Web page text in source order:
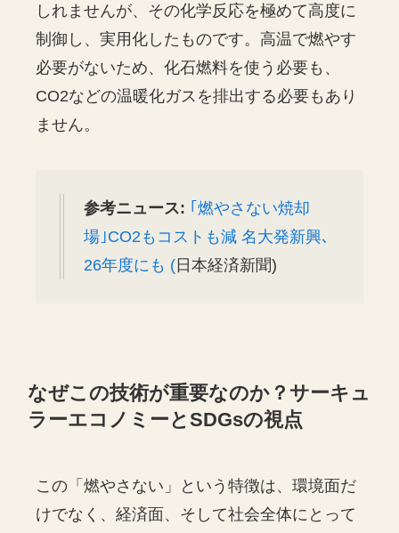
しれませんが、その化学反応を極めて高度に
制御し、実用化したものです。高温で燃やす
必要がないため、化石燃料を使う必要も、
CO2などの温暖化ガスを排出する必要もあり
ません。
参考ニュース: ｢燃やさない焼却
場｣CO2もコストも減 名大発新興､
26年度にも ( 日本経済新聞)
なぜこの技術が重要なのか？サーキュ
ラーエコノミーとSDGsの視点
この「燃やさない」という特徴は、環境面だ
けでなく、経済面、そして社会全体にとって